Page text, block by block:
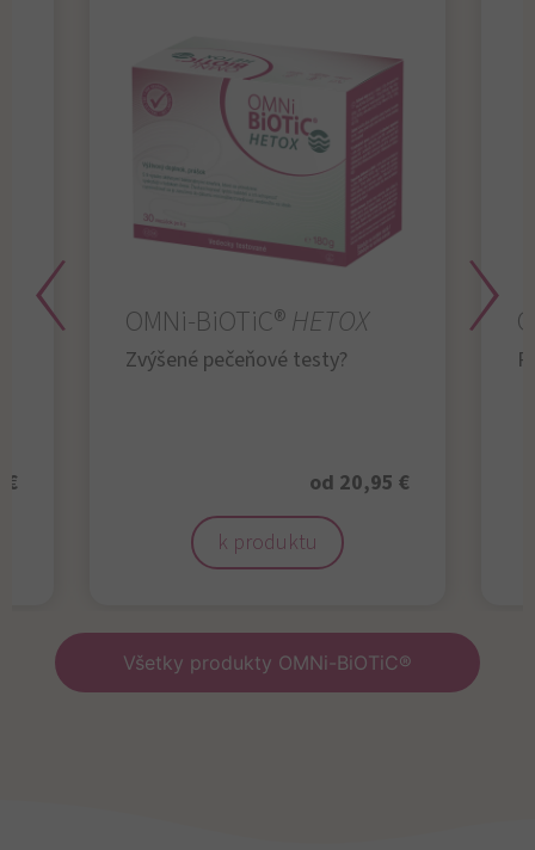
€
OMNi-BiOTiC®HETOX
Zvýšené pečeňové testy?
od 20,95 €
k produktu
Všetky produkty OMNi-BiOTiC®